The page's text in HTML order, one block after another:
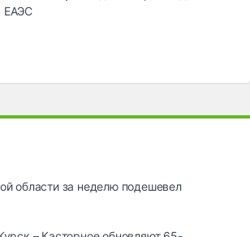
ЕАЭС
области за неделю подешевел